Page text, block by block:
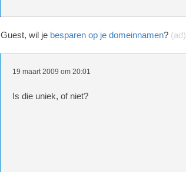
Guest, wil je besparen op je domeinnamen? (ad)
19 maart 2009 om 20:01
Is die uniek, of niet?